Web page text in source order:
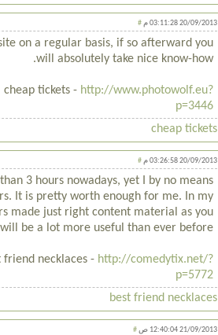
20/09/2013 03:11:28 م #
on a regular basis, if so afterward you
will absolutely take nice know-how.
tickets - http://www.photowolf.eu?
p=3446
cheap tickets
20/09/2013 03:26:58 م #
3 hours nowadays, yet I by no means
It is pretty worth enough for me. In my
made just right content material as you
be a lot more useful than ever before.
necklaces - http://comedytix.net/?
p=5772
best friend necklaces
21/09/2013 12:40:04 ص #